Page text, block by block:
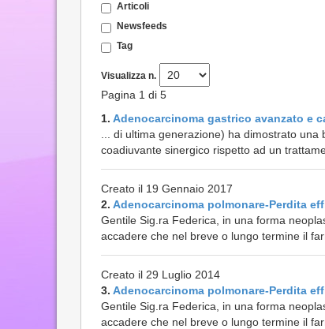
Articoli
Newsfeeds
Tag
Visualizza n.
Pagina 1 di 5
1. Adenocarcinoma gastrico avanzato e
... di ultima generazione) ha dimostrato una
coadiuvante sinergico rispetto ad un
Creato il 19 Gennaio 2017
2. Adenocarcinoma polmonare-Perdita
Gentile Sig.ra Federica, in una forma
accadere che nel breve o lungo termine il
Creato il 29 Luglio 2014
3. Adenocarcinoma polmonare-Perdita
Gentile Sig.ra Federica, in una forma
accadere che nel breve o lungo termine il